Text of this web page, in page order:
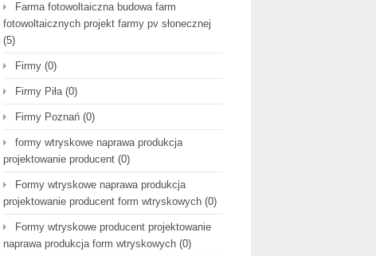
Farma fotowoltaiczna budowa farm
fotowoltaicznych projekt farmy pv słonecznej
(5)
Firmy (0)
Firmy Piła(0)
Firmy Poznań (0)
formy wtryskowe naprawa produkcja
projektowanie producent (0)
Formy wtryskowe naprawa produkcja
projektowanie producent form wtryskowych (0)
Formy wtryskowe producent projektowanie
naprawa produkcja form wtryskowych (0)